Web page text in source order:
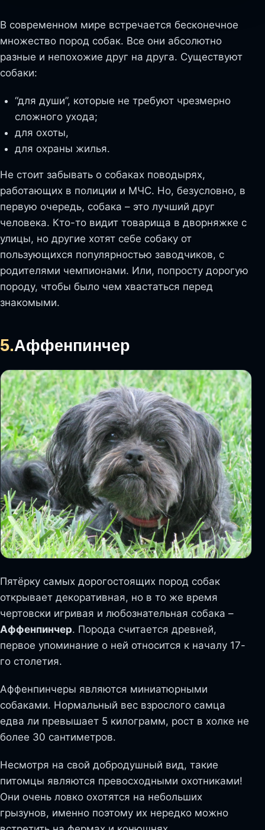
В современном мире встречается бесконечное
множество пород собак. Все они абсолютно
разные и непохожие друг на друга. Существуют
собаки:
“для души”, которые не требуют чрезмерно
сложного ухода;
для охоты,
для охраны жилья.
Не стоит забывать о собаках поводырях,
работающих в полиции и МЧС. Но, безусловно, в
первую очередь, собака – это лучший друг
человека. Кто-то видит товарища в дворняжке с
улицы, но другие хотят себе собаку от
пользующихся популярностью заводчиков, с
родителями чемпионами. Или, попросту дорогую
породу, чтобы было чем хвастаться перед
знакомыми.
5.Аффенпинчер
Пятёрку самых дорогостоящих пород собак
открывает декоративная, но в то же время
чертовски игривая и любознательная собака –
Аффенпинчер. Порода считается древней,
первое упоминание о ней относится к началу 17-
го столетия.
Аффенпинчеры являются миниатюрными
собаками. Нормальный вес взрослого самца
едва ли превышает 5 килограмм, рост в холке не
более 30 сантиметров.
Несмотря на свой добродушный вид, такие
питомцы являются превосходными охотниками!
Они очень ловко охотятся на небольших
грызунов, именно поэтому их нередко можно